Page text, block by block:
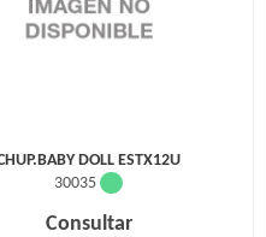
DOLL ESTX12U
30035
Consultar